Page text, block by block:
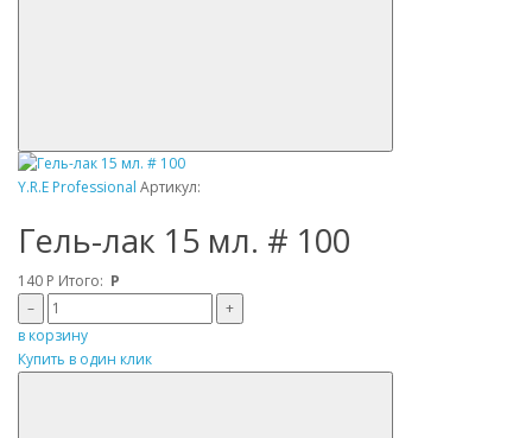
Y.R.E Professional Артикул:
Гель-лак 15 мл. # 100
140 Р Итого: Р
–
+
в корзину
Купить в один клик